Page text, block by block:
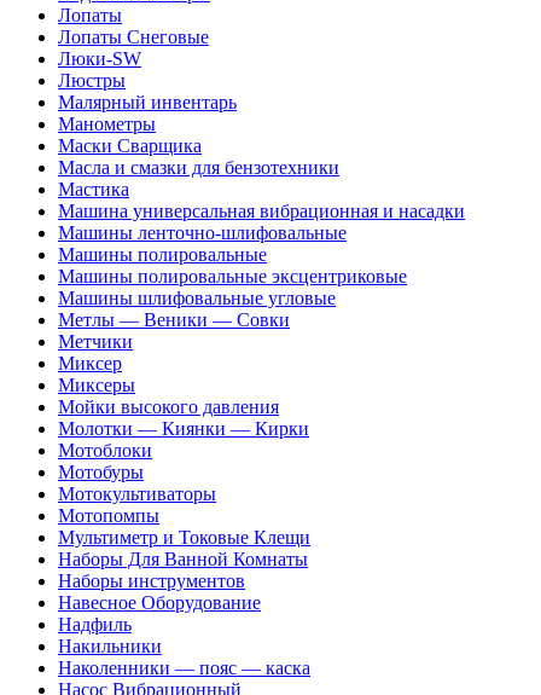
Лопаты
Лопаты Снеговые
Люки-SW
Люстры
Малярный инвентарь
Манометры
Маски Сварщика
Масла и смазки для бензотехники
Мастика
Машина универсальная вибрационная и насадки
Машины ленточно-шлифовальные
Машины полировальные
Машины полировальные эксцентриковые
Машины шлифовальные угловые
Метлы — Веники — Совки
Метчики
Миксер
Миксеры
Мойки высокого давления
Молотки — Киянки — Кирки
Мотоблоки
Мотобуры
Мотокультиваторы
Мотопомпы
Мультиметр и Токовые Клещи
Наборы Для Ванной Комнаты
Наборы инструментов
Навесное Оборудование
Надфиль
Накильники
Наколенники — пояс — каска
Насос Вибрационный